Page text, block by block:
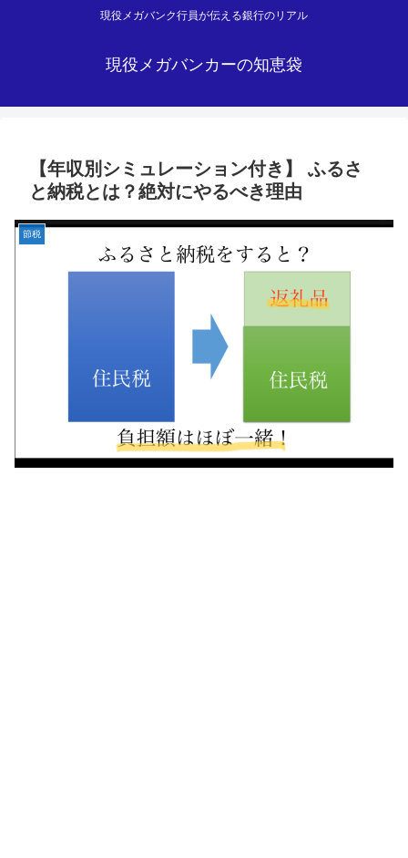
現役メガバンク行員が伝える銀行のリアル
現役メガバンカーの知恵袋
【年収別シミュレーション付き】 ふるさ
と納税とは？絶対にやるべき理由
節税